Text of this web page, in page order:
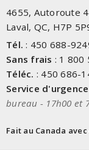
4655, Autoroute
Laval, QC, H7P
Tél. : 450 688-
Sans frais : 1 800
Téléc. : 450 686-
Service d'urgence
bureau - 17h00 et
Fait au Canada